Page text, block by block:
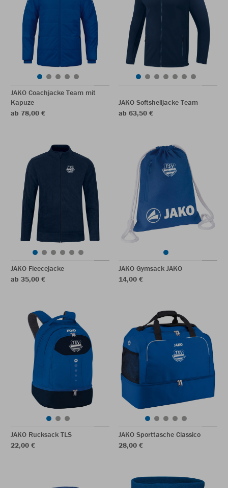
JAKO Coachjacke Team mit
Kapuze
ab 78,00 €
JAKO Softshelljacke Team
ab 63,50 €
JAKO Fleecejacke
ab 35,00 €
JAKO Gymsack JAKO
14,00 €
JAKO Rucksack TLS
22,00 €
JAKO Sporttasche Classico
28,00 €